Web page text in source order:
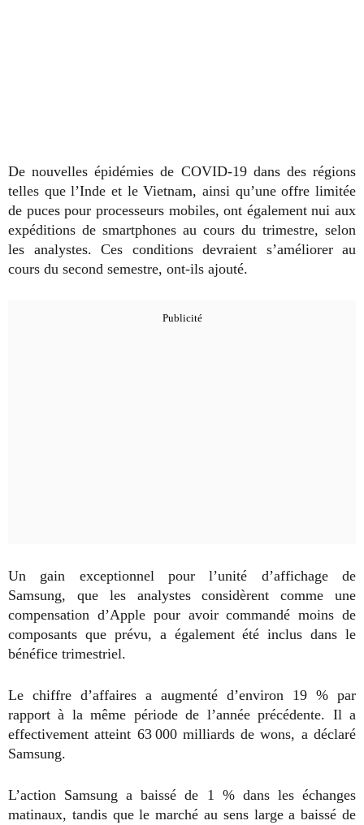
De nouvelles épidémies de COVID-19 dans des régions
telles que l’Inde et le Vietnam, ainsi qu’une offre limitée
de puces pour processeurs mobiles, ont également nui aux
expéditions de smartphones au cours du trimestre, selon
les analystes. Ces conditions devraient s’améliorer au
cours du second semestre, ont-ils ajouté.
Un gain exceptionnel pour l’unité d’affichage de
Samsung, que les analystes considèrent comme une
compensation d’Apple pour avoir commandé moins de
composants que prévu, a également été inclus dans le
bénéfice trimestriel.
Le chiffre d’affaires a augmenté d’environ 19 % par
rapport à la même période de l’année précédente. Il a
effectivement atteint 63 000 milliards de wons, a déclaré
Samsung.
L’action Samsung a baissé de 1 % dans les échanges
matinaux, tandis que le marché au sens large a baissé de